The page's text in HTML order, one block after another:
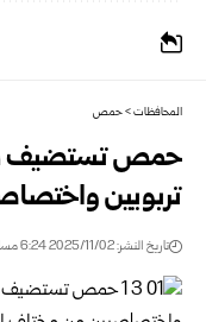
المحافظات>حمص
حمص تستضيف
تربويين
تاريخ النشر: 2025/11/02 6:24 مساءً